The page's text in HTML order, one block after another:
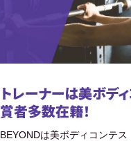
トレーナーは美ボデ
賞者多数在籍！
BEYONDは美ボディコンテス